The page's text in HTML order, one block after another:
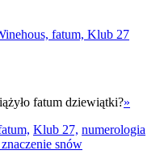
fatum dziewiątki?»
Klub 27, numerologia